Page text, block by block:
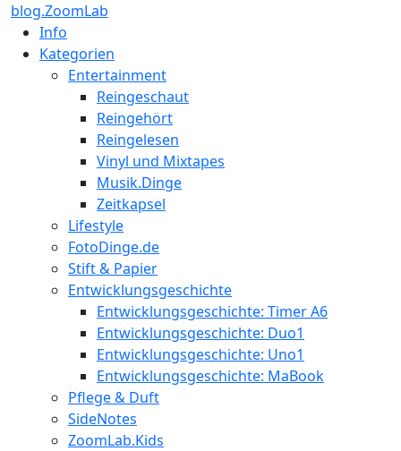
blog.ZoomLab
Info
Kategorien
Entertainment
Reingeschaut
Reingehört
Reingelesen
Vinyl und Mixtapes
Musik.Dinge
Zeitkapsel
Lifestyle
FotoDinge.de
Stift & Papier
Entwicklungsgeschichte
Entwicklungsgeschichte: Timer A6
Entwicklungsgeschichte: Duo1
Entwicklungsgeschichte: Uno1
Entwicklungsgeschichte: MaBook
Pflege & Duft
SideNotes
ZoomLab.Kids